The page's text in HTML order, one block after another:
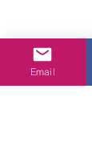
Email